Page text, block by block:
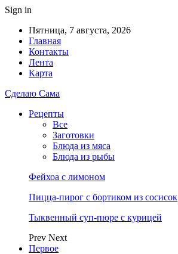
Sign in
Пятница, 7 августа, 2026
Главная
Контакты
Лента
Карта
Сделаю Сама
Рецепты
Все
Заготовки
Блюда из мяса
Блюда из рыбы
Фейхоа с лимоном
Пицца-пирог с бортиком из сосисок
Тыквенный суп-пюре с курицей
Prev Next
Первое